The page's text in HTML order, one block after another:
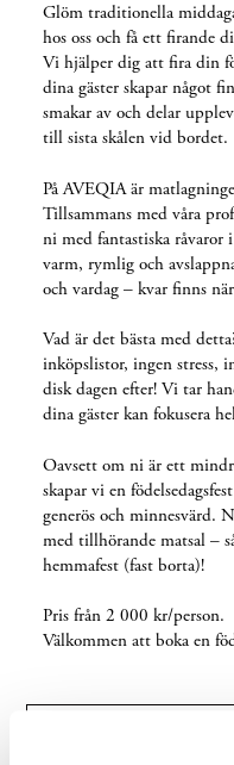
Glöm traditionella
hos oss och få ett firande
Vi hjälper dig att fira din
dina gäster skapar något
smakar av och delar
till sista skålen vid bordet.
På AVEQIA är
Tillsammans med våra
ni med fantastiska
varm, rymlig och
och vardag – kvar finns
Vad är det bästa med
inköpslistor, ingen stress,
disk dagen efter! Vi tar
dina gäster kan fokusera
Oavsett om ni är ett
skapar vi en
generös och minnesvärd.
med tillhörande matsal –
hemmafest (fast borta)!
Pris från 2 000 kr/person.
Välkommen att boka en
KLICKA HÄR